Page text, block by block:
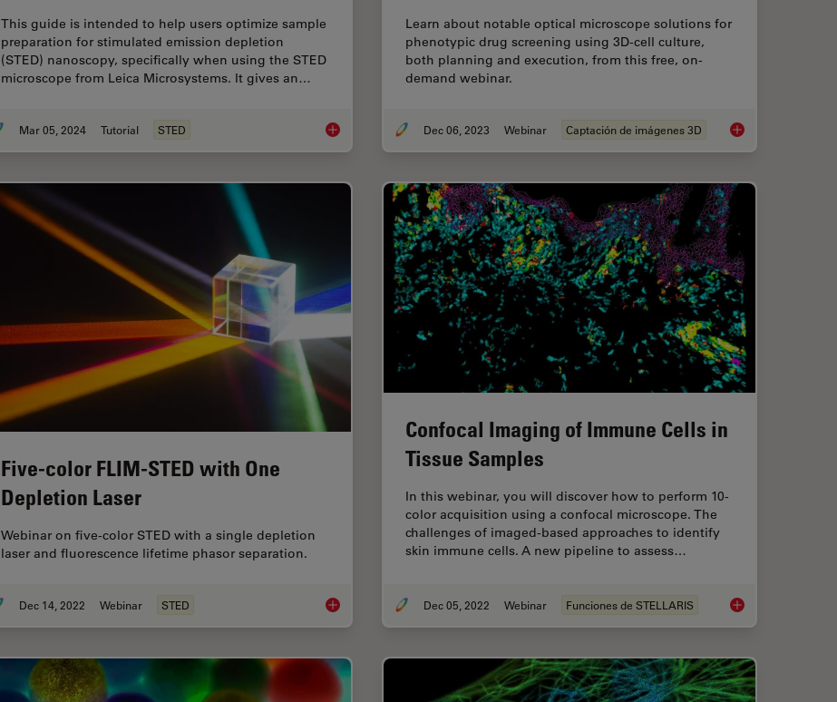
This guide is intended to help users optimize sample
preparation for stimulated emission depletion
(STED) nanoscopy, specifically when using the STED
microscope from Leica Microsystems. It gives an…
Mar 05, 2024 Tutorial STED The Guide to STED Sample Preparation
Learn about notable optical microscope solutions for
phenotypic drug screening using 3D-cell culture,
both planning and execution, from this free, on-
demand webinar.
Dec 06, 2023 Webinar Captación de imágenes 3D Notable AI-based
Five-color FLIM-STED with One
Depletion Laser
Webinar on five-color STED with a single depletion
laser and fluorescence lifetime phasor separation.
Dec 14, 2022 Webinar STED Five-color FLIM-STED with One Depletion Laser
Confocal Imaging of Immune Cells in
Tissue Samples
In this webinar, you will discover how to perform 10-
color acquisition using a confocal microscope. The
challenges of imaged-based approaches to identify
skin immune cells. A new pipeline to assess…
Dec 05, 2022 Webinar Funciones de STELLARIS Confocal Imaging of